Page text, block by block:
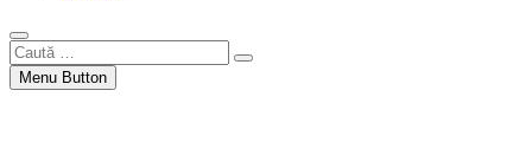
Caută
…Menu Button